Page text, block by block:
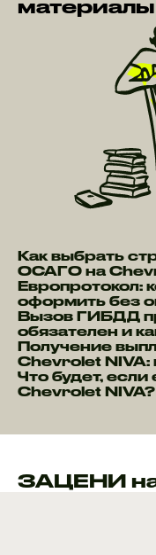
материалы
Как выбрать
ОСАГО на
Европротокол:
оформить без
Вызов ГИБДД
обязателен и
Получение
Chevrolet NIVA:
Что будет,
Chevrolet NIVA?
ЗАЦЕНИ